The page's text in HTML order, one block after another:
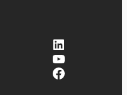
LinkedIn
YouTube
Facebook